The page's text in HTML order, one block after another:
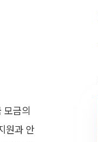
금의
원과 안